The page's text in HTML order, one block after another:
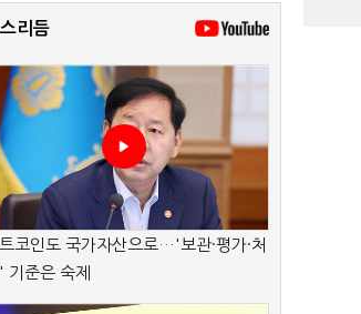
리듬
코인도 국가자산으로…'보관·평가·처
기준은 숙제